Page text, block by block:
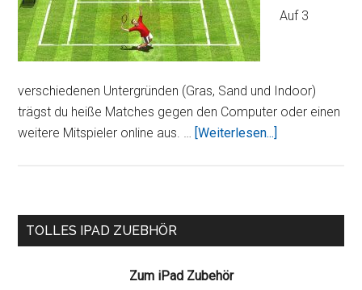
Auf 3
verschiedenen Untergründen (Gras, Sand und Indoor)
trägst du heiße Matches gegen den Computer oder einen
weitere Mitspieler online aus. … [Weiterlesen...]
online
Seitenspalte
TOLLES IPAD ZUEBHÖR
Zum iPad Zubehör